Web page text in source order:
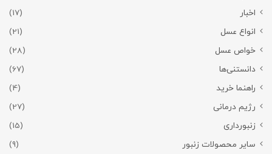
اخبار
(17)
انواع عسل
(21)
خواص عسل
(28)
دانستنی‌ها
(67)
راهنما خرید
(4)
رژیم درمانی
(27)
زنبورداری
(15)
سایر محصولات زنبور
(9)